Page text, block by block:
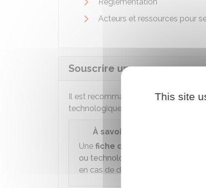
Acteurs et ressources pour
Souscrire une assurance
Il est recommandé de souscrire un
technologiques, notamment dans les
À savoir
Une fiche dédiée aux
ou technologiques
détaille étape
en cas de dommage.
This site